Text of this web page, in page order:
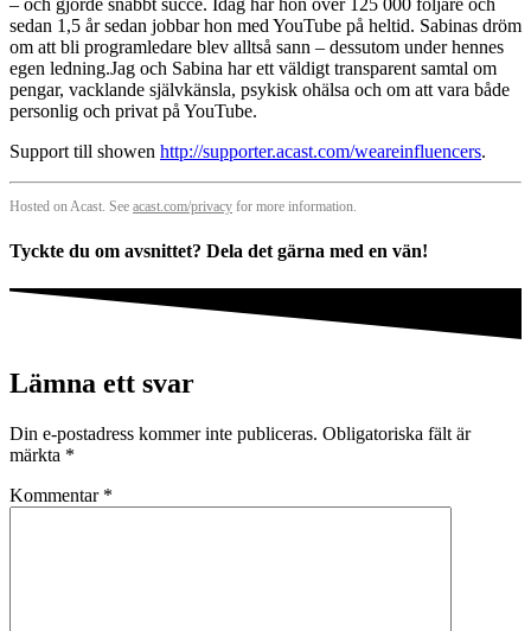
– och gjorde snabbt succé. Idag har hon över 125 000 följare och
sedan 1,5 år sedan jobbar hon med YouTube på heltid. Sabinas dröm
om att bli programledare blev alltså sann – dessutom under hennes
egen ledning.Jag och Sabina har ett väldigt transparent samtal om
pengar, vacklande självkänsla, psykisk ohälsa och om att vara både
personlig och privat på YouTube.
Support till showen http://supporter.acast.com/weareinfluencers.
Hosted on Acast. See acast.com/privacy for more information.
Tyckte du om avsnittet? Dela det gärna med en vän!
Lämna ett svar
Din e-postadress kommer inte publiceras. Obligatoriska fält är
märkta *
Kommentar *